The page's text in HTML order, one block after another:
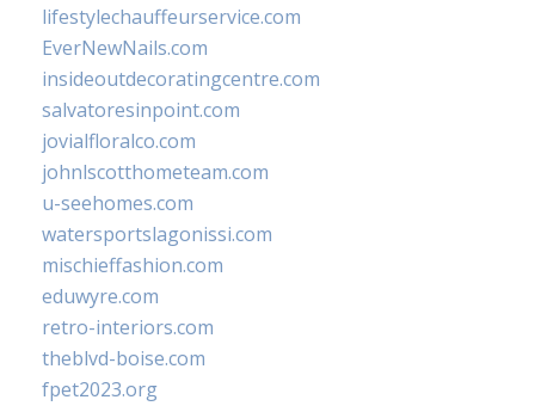
lifestylechauffeurservice.com
EverNewNails.com
insideoutdecoratingcentre.com
salvatoresinpoint.com
jovialfloralco.com
johnlscotthometeam.com
u-seehomes.com
watersportslagonissi.com
mischieffashion.com
eduwyre.com
retro-interiors.com
theblvd-boise.com
fpet2023.org